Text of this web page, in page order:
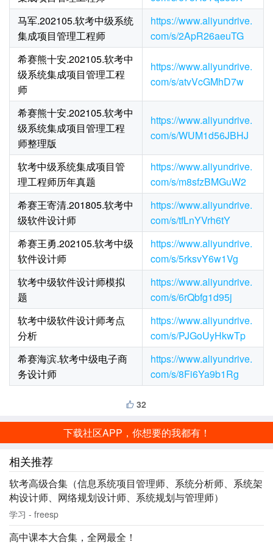
马军.202105.软考中级系统
集成项目管理工程师
https://www.aliyundrive.
com/s/2ApR26aeuTG
希赛熊十安.202105.软考中
级系统集成项目管理工程
师
https://www.aliyundrive.
com/s/atvVcGMhD7w
希赛熊十安.202105.软考中
级系统集成项目管理工程
师整理版
https://www.aliyundrive.
com/s/WUM1d56JBHJ
软考中级系统集成项目管
理工程师历年真题
https://www.aliyundrive.
com/s/m8sfzBMGuW2
希赛王寄清.201805.软考中
级软件设计师
https://www.aliyundrive.
com/s/tfLnYVrh6tY
希赛王勇.202105.软考中级
软件设计师
https://www.aliyundrive.
com/s/5rksvY6w1Vg
软考中级软件设计师模拟
题
https://www.aliyundrive.
com/s/6rQbfg1d95j
软考中级软件设计师考点
分析
https://www.aliyundrive.
com/s/PJGoUyHkwTp
希赛海滨.软考中级电子商
务设计师
https://www.aliyundrive.
com/s/8Fi6Ya9b1Rg
32
下载社区APP，你想要的我都有！
相关推荐
软考高级合集（信息系统项目管理师、系统分析师、系统架
构设计师、网络规划设计师、系统规划与管理师）
学习 - freesp
高中课本大合集，全网最全！